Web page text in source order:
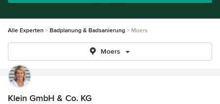
Alle Experten Badplanung & Badsanierung Moers
Moers
Klein GmbH & Co. KG